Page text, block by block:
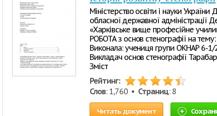
Міністерство освіти і науки України
обласної державної адміністрації
«Харківське вище професійне
РОБОТА з основ стенографії на тему:
Виконала: учениця групи ОКНАР 6-
Викладач основ стенографії
Зміст
Рейтинг:
Слов: 1,760 • Страниц: 8
Читать документ